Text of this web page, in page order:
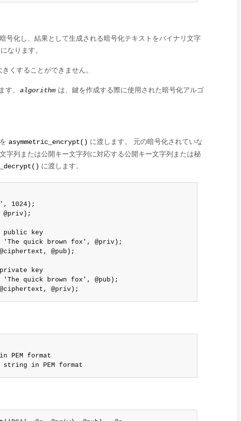
号化し、結果として生成される暗号化テキストをバイナリ文字
になります。
くすることができません。
す。 algorithm は、鍵を作成する際に使用された暗号化アルゴ
asymmetric_encrypt() に渡します。 元の暗号化されていな
字列または公開キー文字列に対応する公開キー文字列または秘
に渡します。
1024);
@priv);
public key
'The quick brown fox', @priv);
@pub);
key
'The quick brown fox', @pub);
@priv);
PEM format
string in PEM format